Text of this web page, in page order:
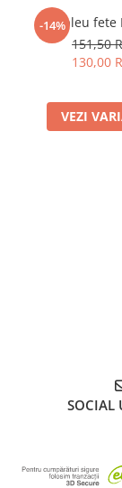
-14%
Compleu fete
151,50
130,00
VEZI
SOCIAL